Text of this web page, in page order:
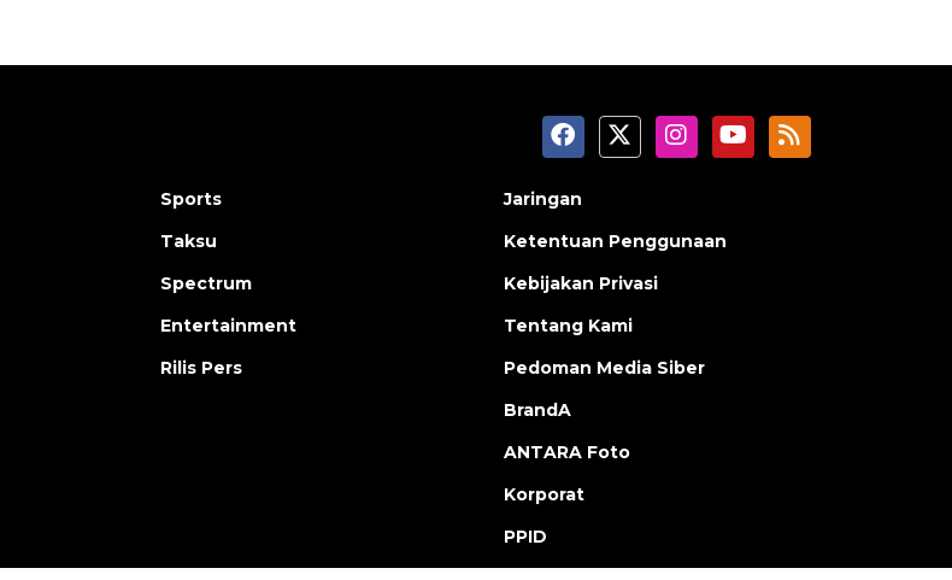
Sports
Taksu
Spectrum
Entertainment
Rilis Pers
Jaringan
Ketentuan Penggunaan
Kebijakan Privasi
Tentang Kami
Pedoman Media Siber
BrandA
ANTARA Foto
Korporat
PPID